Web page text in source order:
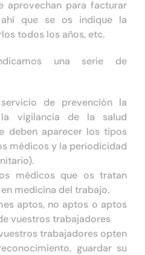
aprovechan para facturar
que se os indique la
todos los años, etc.
una serie de
de prevención la
vigilancia de la salud
deben aparecer los tipos
médicos y la periodicidad
médicos que os tratan
medicina del trabajo.
aptos, no aptos o aptos
vuestros trabajadores
trabajadores opten
guardar su